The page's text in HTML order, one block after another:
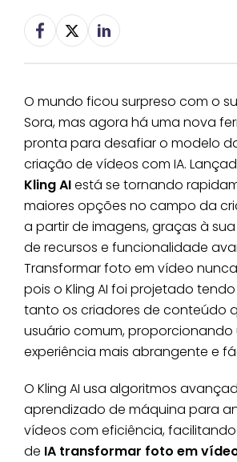
O mundo ficou surpreso com o
Sora, mas agora há uma nova
pronta para desafiar o modelo
criação de vídeos com IA.
Kling AIestá se tornando
maiores opções no campo da
a partir de imagens, graças à
de recursos e funcionalidade
Transformar foto em vídeo
pois o Kling AI foi projetado
tanto os criadores de conteúdo
usuário comum, proporcionando
experiência mais abrangente e
O Kling AI usa algoritmos
aprendizado de máquina para
vídeos com eficiência,
de IA transformar foto em